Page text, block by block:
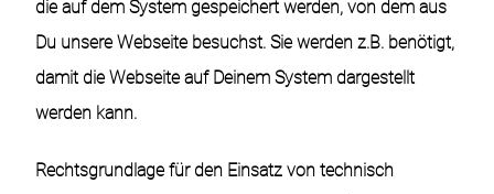
die auf dem System gespeichert werden, von dem aus
Du unsere Webseite besuchst. Sie werden z.B. benötigt,
damit die Webseite auf Deinem System dargestellt
werden kann.
Rechtsgrundlage für den Einsatz von technisch